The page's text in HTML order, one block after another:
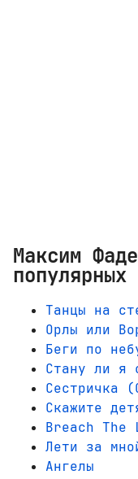
Максим
популярных
Танцы на
Орлы или
Беги по
Стану ли я
Сестричка
Скажите
Breach The
Лети за
Ангелы